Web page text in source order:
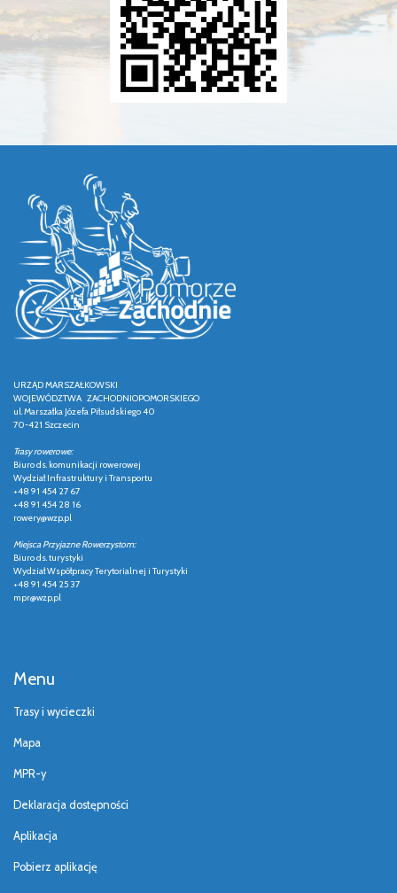
URZĄD MARSZAŁKOWSKI
WOJEWÓDZTWA ZACHODNIOPOMORSKIEGO
ul. Marszałka Józefa Piłsudskiego 40
70-421 Szczecin
Trasy rowerowe:
Biuro ds. komunikacji rowerowej
Wydział Infrastruktury i Transportu
+48 91 454 27 67
+48 91 454 28 16
rowery@wzp.pl
Miejsca Przyjazne Rowerzystom:
Biuro ds. turystyki
Wydział Współpracy Terytorialnej i Turystyki
+48 91 454 25 37
mpr@wzp.pl
Menu
Trasy i wycieczki
Mapa
MPR-y
Deklaracja dostępności
Aplikacja
Pobierz aplikację